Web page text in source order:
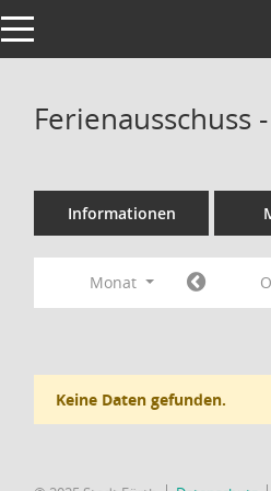
Toggle navigation
Ferienausschuss
Informationen
Monat
Keine Daten gefunden.